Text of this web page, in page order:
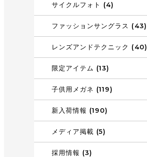
サイクルフォト (4)
ファッションサングラス (43)
レンズアンドテクニック (40)
限定アイテム (13)
子供用メガネ (119)
新入荷情報 (190)
メディア掲載 (5)
採用情報 (3)